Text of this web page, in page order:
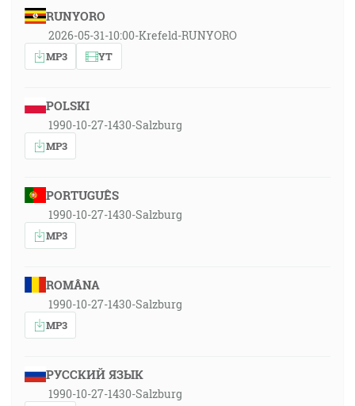
RUNYORO
2026-05-31-10:00-Krefeld-RUNYORO
MP3 YT
POLSKI
1990-10-27-1430-Salzburg
MP3
PORTUGUÊS
1990-10-27-1430-Salzburg
MP3
ROMÂNA
1990-10-27-1430-Salzburg
MP3
РУССКИЙ ЯЗЫК
1990-10-27-1430-Salzburg